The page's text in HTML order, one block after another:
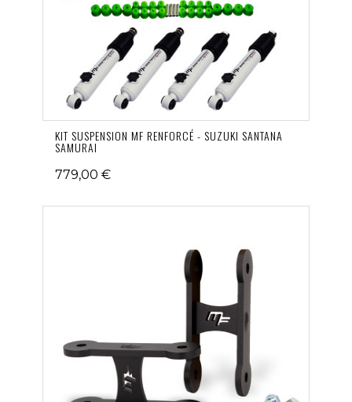
KIT SUSPENSION MF RENFORCÉ - SUZUKI SANTANA
SAMURAI
779,00 €